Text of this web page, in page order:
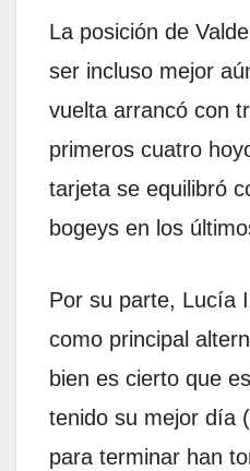
La posición de
ser incluso mejor
vuelta arrancó con
primeros cuatro
tarjeta se equilibró
bogeys en los
Por su parte, Lucía
como principal
bien es cierto que
tenido su mejor día
para terminar han